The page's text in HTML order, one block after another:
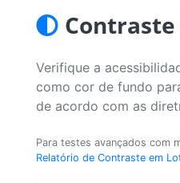
Contraste
Verifique a
como cor de fundo
de acordo com as
Para testes avançados com
Relatório de Contraste em